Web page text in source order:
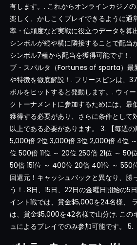
有します。. これからオンラインカジノ
楽しく、かしこくプレイできるように通
率・信頼度など実戦に役立つデータを算
シンボルが縦や横に隣接することで配当
シンボル7種から配当を獲得可能です！.
ブ・スパルタ（Fortunes of sparta）最
や特徴を徹底解説！. フリースピンは、
ボルをヒットすると発動します。. ウィ
クトーナメントに参加するためには、最
獲得する必要があり、さらに条件として
以上である必要があります。 3. 【毎週
5,000倍 2位 3,000倍 3位 2,000倍 4位
位 500倍 11位 ～ 20位 250倍 21位 ～ 50
50倍 151位 ～ 400位 20倍 401位 ～ 550
回還元！キャッシュバックと異なり、勝
う！. 8日、15日、22日の金曜日開始の5
イント戦では、賞金$5,000を24名様、
は、賞金$5,000を42名様で山分け. この
ュによるプレイでのみ参加可能です。 5.